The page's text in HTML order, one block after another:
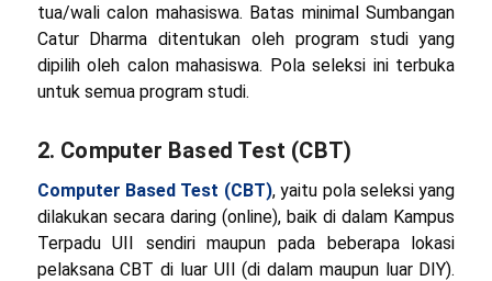
tua/wali calon mahasiswa. Batas minimal Sumbangan
Catur Dharma ditentukan oleh program studi yang
dipilih oleh calon mahasiswa. Pola seleksi ini terbuka
untuk semua program studi.
2. Computer Based Test (CBT)
Computer Based Test (CBT), yaitu pola seleksi yang
dilakukan secara daring (online), baik di dalam Kampus
Terpadu UII sendiri maupun pada beberapa lokasi
pelaksana CBT di luar UII (di dalam maupun luar DIY).